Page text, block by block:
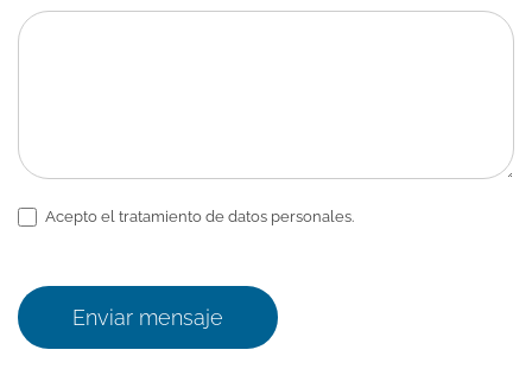
Acepto el tratamiento de datos personales.
Enviar mensaje